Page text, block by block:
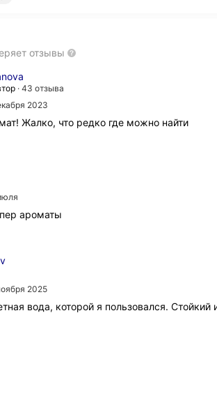
отзывы
43 отзыва
2023
Жалко, что редко где можно найти
ароматы
2025
вода, которой я пользовался.